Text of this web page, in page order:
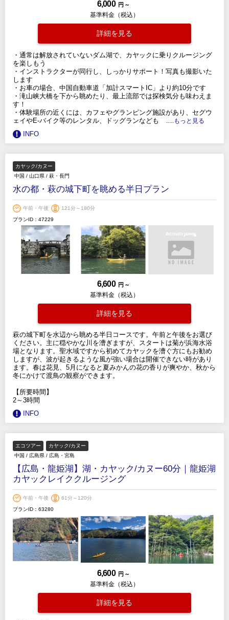
6,000 円 ～
基準料金（税込）
詳細を見る
・通常は解放されていないダム湖で、カヤックに乗りクルージング
を楽しもう
・インストラクターが同行し、しっかりサポート！写真も撮影いた
します
・お車の場合、中国自動車道「加計スマートIC」より約10分です
・滝山峡大橋を下から眺めたり、最上流部では探検気分も味わえま
す！
・体験場所の近くには、カフェやグランピング施設があり、セグウ
ェイやE-バイク等のレンタル、ドッグランなども
.....もっと見る
INFO
カヤック/カヌー
中国 / 山口県 / 萩・長門
水の都・萩の城下町を眺める半日プラン
午前・午後
121分～180分
プランID：47229
6,600 円 ～
基準料金（税込）
詳細を見る
萩の城下町を水辺から眺める半日コースです。午前と午後をお選び
ください。主に穏やかな川を漕ぎますが、スタートは菊が浜海水浴
場となります。聖水域ですから初めてカヤックを漕ぐ方にもお勧め
しますが、波が起きるような風が強い場合は開催できない時があり
ます。春は花見、5月になると夏みかんの花の香りが爽やか、秋から
冬にかけて渡鳥の観察ができます。
【所要時間】
2～3時間
INFO
エコツアー
カヤック/カヌー
中国 / 広島県 / 広島・宮島
【広島・龍姫湖】湖・カヤック/カヌー60分｜龍姫湖
カヤックレイククルージング
午前・午後
61分～120分
プランID：63280
6,600 円 ～
基準料金（税込）
詳細を見る